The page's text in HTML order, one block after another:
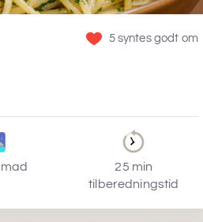
5 syntes godt om
25 min
tilberedningstid